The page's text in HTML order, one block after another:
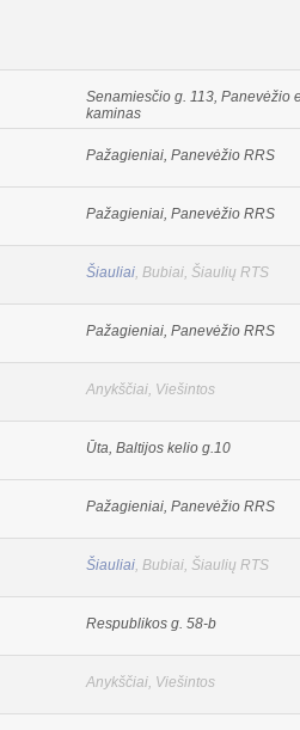
Senamiesčio g. 113, Panevėžio
kaminas
Pažagieniai, Panevėžio RRS
Pažagieniai, Panevėžio RRS
Šiauliai, Bubiai, Šiaulių RTS
Pažagieniai, Panevėžio RRS
Anykščiai, Viešintos
Ūta, Baltijos kelio g.10
Pažagieniai, Panevėžio RRS
Šiauliai, Bubiai, Šiaulių RTS
Respublikos g. 58-b
Anykščiai, Viešintos